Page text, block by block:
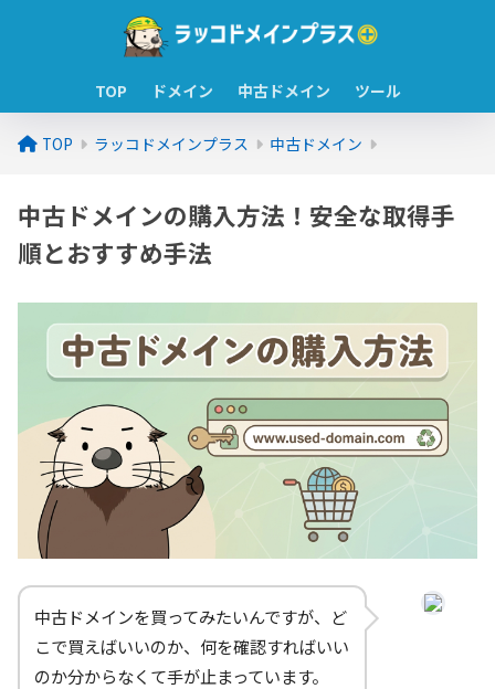
TOP ドメイン 中古ドメイン ツール
TOP ラッコドメインプラス 中古ドメイン
中古ドメインの購入方法！安全な取得手
順とおすすめ手法
中古ドメインを買ってみたいんですが、ど
こで買えばいいのか、何を確認すればいい
のか分からなくて手が止まっています。